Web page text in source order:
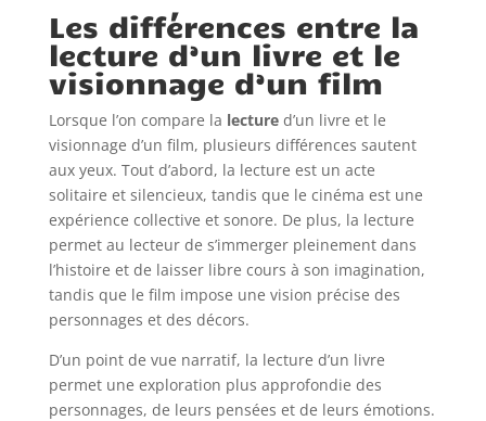
Les différences entre la
lecture d’un livre et le
visionnage d’un film
Lorsque l’on compare la lectured’un livre et le
visionnage d’un film, plusieurs différences sautent
aux yeux. Tout d’abord, la lecture est un acte
solitaire et silencieux, tandis que le cinéma est une
expérience collective et sonore. De plus, la lecture
permet au lecteur de s’immerger pleinement dans
l’histoire et de laisser libre cours à son imagination,
tandis que le film impose une vision précise des
personnages et des décors.
D’un point de vue narratif, la lecture d’un livre
permet une exploration plus approfondie des
personnages, de leurs pensées et de leurs émotions.